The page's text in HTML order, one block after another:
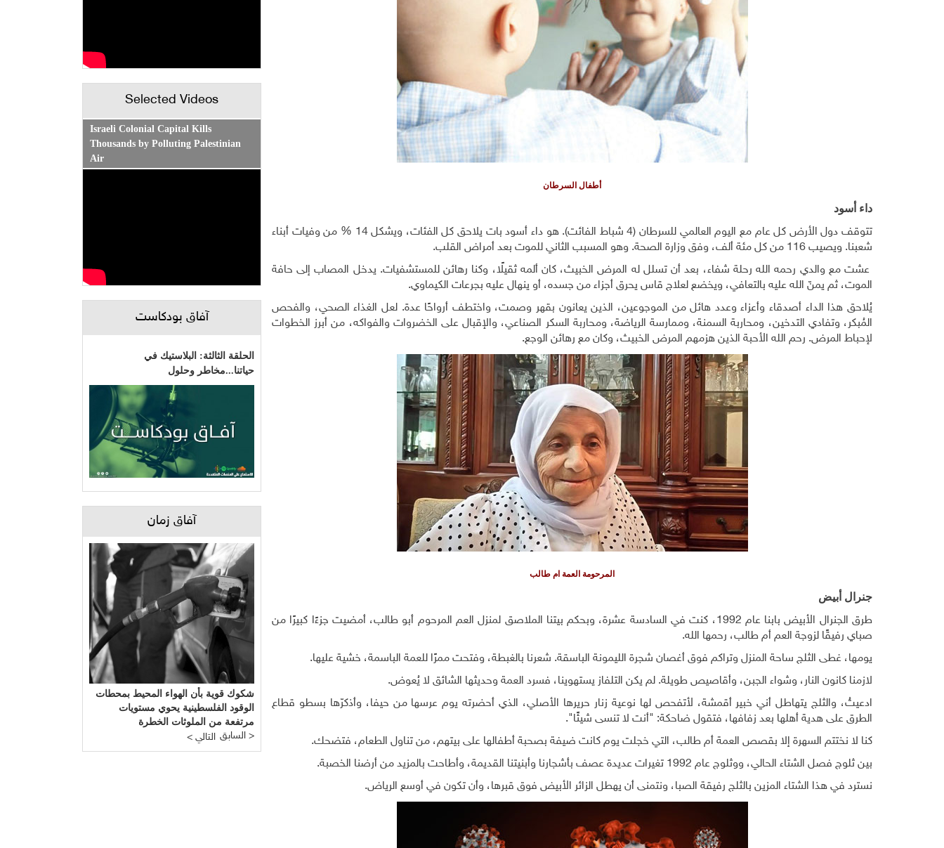
أطفال السرطان
داء أسود
تتوقف دول الأرض كل عام مع اليوم العالمي للسرطان (4 شباط الفائت). هو داء أسود بات يلاحق كل الفئات، ويشكل 14 % من وفيات أبناء
شعبنا. ويصيب 116 من كل مئة ألف، وفق وزارة الصحة. وهو المسبب الثاني للموت بعد أمراض القلب.
عشت مع والدي رحمه الله رحلة شفاء، بعد أن تسلل له المرض الخبيث، كان ألمه ثقيلًا، وكنا رهائن للمستشفيات. يدخل المصاب إلى حافة
الموت، ثم يمنّ الله عليه بالتعافي، ويخضع لعلاج قاس يحرق أجزاء من جسده، أو ينهال عليه بجرعات الكيماوي.
يُلاحق هذا الداء أصدقاء وأعزاء وعدد هائل من الموجوعين، الذين يعانون بقهر وصمت، واختطف أرواحًا عدة. لعل الغذاء الصحي، والفحص
المُبكر، وتفادي التدخين، ومحاربة السمنة، وممارسة الرياضة، ومحاربة السكر الصناعي، والإقبال على الخضروات والفواكه، من أبرز الخطوات
لإحباط المرض. رحم الله الأحبة الذين هزمهم المرض الخبيث، وكان مع رهائن الوجع.
المرحومة العمة ام طالب
جنرال أبيض
طرق الجنرال الأبيض بابنا عام 1992، كنت في السادسة عشرة، وبحكم بيتنا الملاصق لمنزل العم المرحوم أبو طالب، أمضيت جزءًا كبيرًا من
صباي رفيقًا لزوجة العم أم طالب، رحمها الله.
يومها، غطى الثلج ساحة المنزل وتراكم فوق أغصان شجرة الليمونة الباسقة. شعرنا بالغبطة، وفتحت ممرًا للعمة الباسمة، خشية عليها.
لازمنا كانون النار، وشواء الجبن، وأقاصيص طويلة. لم يكن التلفاز يستهوينا، فسرد العمة وحديثها الشائق لا يُعوض.
ادعيتُ، والثلج يتهاطل أني خبير أقمشة، لأتفحص لها نوعية زنار حريرها الأصلي، الذي أحضرته يوم عرسها من حيفا، وأذكرّها بسطو قطاع
الطرق على هدية أهلها بعد زفافها، فتقول ضاحكة: "أنت لا تنسى شيئًا".
كنا لا نختتم السهرة إلا بقصص العمة أم طالب، التي خجلت يوم كانت ضيفة بصحبة أطفالها على بيتهم، من تناول الطعام، فتضحك.
بين ثلوج فصل الشتاء الحالي، ووثلوج عام 1992 تغيرات عديدة عصف بأشجارنا وأبنيتنا القديمة، وأطاحت بالمزيد من أرضنا الخصبة.
نسترد في هذا الشتاء المزين بالثلج رفيقة الصبا، ونتمنى أن يهطل الزائر الأبيض فوق قبرها، وأن تكون في أوسع الرياض.
Selected Videos
Israeli Colonial Capital Kills
Thousands by Polluting Palestinian
Air
آفاق بودكاست
الحلقة الثالثة: البلاستيك في
حياتنا...مخاطر وحلول
آفاق زمان
شكوك قوية بأن الهواء المحيط بمحطات
الوقود الفلسطينية يحوي مستويات
مرتفعة من الملوثات الخطرة
< التالي السابق >